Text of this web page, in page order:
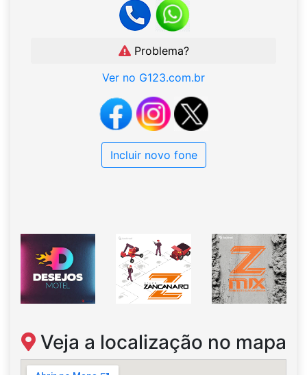
Problema?
Ver no G123.com.br
Incluir novo fone
Veja a localização no mapa